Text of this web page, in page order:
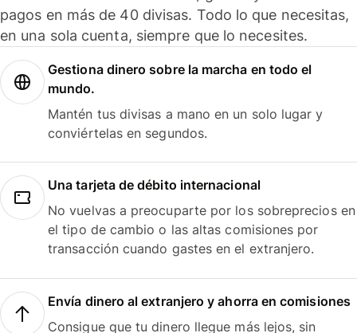
pagos en más de 40 divisas. Todo lo que necesitas,
en una sola cuenta, siempre que lo necesites.
Gestiona dinero sobre la marcha en todo el
mundo.
Mantén tus divisas a mano en un solo lugar y
conviértelas en segundos.
Una tarjeta de débito internacional
No vuelvas a preocuparte por los sobreprecios en
el tipo de cambio o las altas comisiones por
transacción cuando gastes en el extranjero.
Envía dinero al extranjero y ahorra en comisiones
Consigue que tu dinero llegue más lejos, sin